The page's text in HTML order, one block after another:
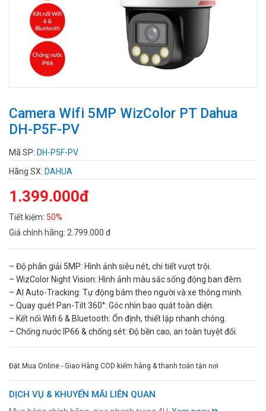
Camera Wifi 5MP WizColor PT Dahua
DH-P5F-PV
Mã SP: DH-P5F-PV
Hãng SX: DAHUA
1.399.000đ
Tiết kiệm: 50%
Giá chính hãng: 2.799.000 đ
– Độ phân giải 5MP: Hình ảnh siêu nét, chi tiết vượt trội.
– WizColor Night Vision: Hình ảnh màu sắc sống động ban đêm.
– AI Auto-Tracking: Tự động bám theo người và xe thông minh.
– Quay quét Pan-Tilt 360°: Góc nhìn bao quát toàn diện.
– Kết nối Wifi 6 & Bluetooth: Ổn định, thiết lập nhanh chóng.
– Chống nước IP66 & chống sét: Độ bền cao, an toàn tuyệt đối.
Đặt Mua Online - Giao Hàng COD kiểm hàng & thanh toán tận nơi
DỊCH VỤ & KHUYẾN MÃI LIÊN QUAN